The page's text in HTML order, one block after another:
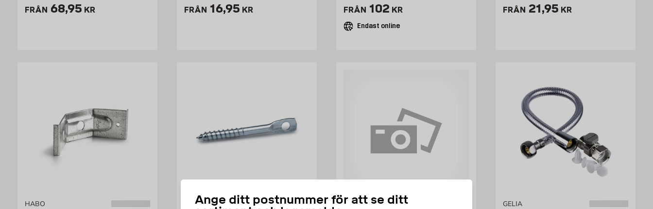
Ange ditt postnummer för att se ditt
FRÅN Pris 68.95 kr
68,95 KR FRÅN Pris 16.95 kr
16,95 KR FRÅN Pris 102 kr
102 KR
Endast online
FRÅN Pris 21.95 kr
21,95 KR
HABO BÅREBO HABO GELIA